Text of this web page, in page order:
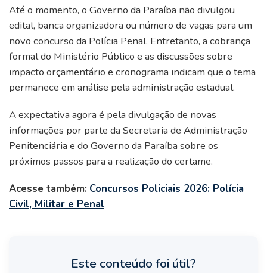
Até o momento, o Governo da Paraíba não divulgou
edital, banca organizadora ou número de vagas para um
novo concurso da Polícia Penal. Entretanto, a cobrança
formal do Ministério Público e as discussões sobre
impacto orçamentário e cronograma indicam que o tema
permanece em análise pela administração estadual.
A expectativa agora é pela divulgação de novas
informações por parte da Secretaria de Administração
Penitenciária e do Governo da Paraíba sobre os
próximos passos para a realização do certame.
Acesse também: Concursos Policiais 2026: Polícia
Civil, Militar e Penal
Este conteúdo foi útil?